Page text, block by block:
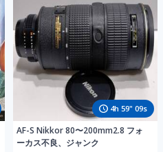
4h 59" 07s
AF-S Nikkor 80〜200mm2.8 フォ
ーカス不良、ジャンク